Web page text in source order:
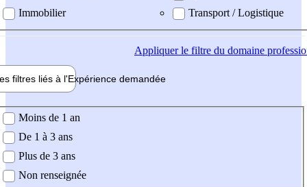
Immobilier
Transport / Logistique
Appliquerle filtre du domaine
filtres liés à l'Expérience demandée
demandée
Moins de 1 an
De 1 à 3 ans
Plus de 3 ans
Non renseignée